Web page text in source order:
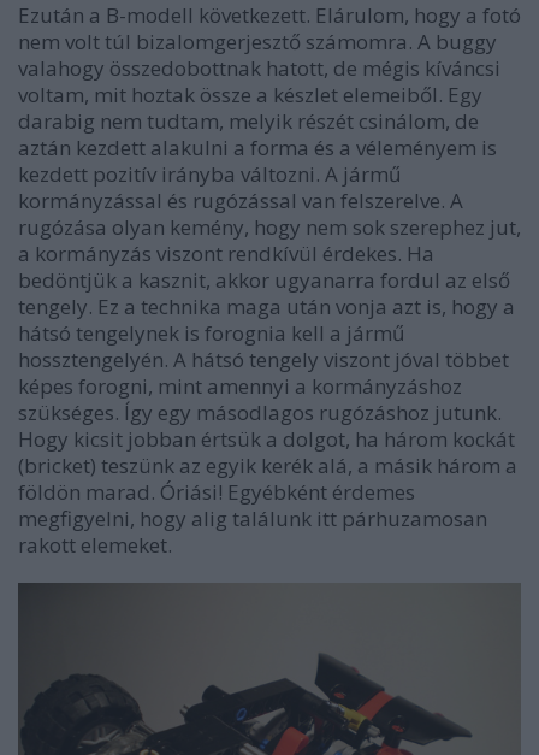
Ezután a B-modell következett. Elárulom, hogy a fotó
nem volt túl bizalomgerjesztő számomra. A buggy
valahogy összedobottnak hatott, de mégis kíváncsi
voltam, mit hoztak össze a készlet elemeiből. Egy
darabig nem tudtam, melyik részét csinálom, de
aztán kezdett alakulni a forma és a véleményem is
kezdett pozitív irányba változni. A jármű
kormányzással és rugózással van felszerelve. A
rugózása olyan kemény, hogy nem sok szerephez jut,
a kormányzás viszont rendkívül érdekes. Ha
bedöntjük a kasznit, akkor ugyanarra fordul az első
tengely. Ez a technika maga után vonja azt is, hogy a
hátsó tengelynek is forognia kell a jármű
hossztengelyén. A hátsó tengely viszont jóval többet
képes forogni, mint amennyi a kormányzáshoz
szükséges. Így egy másodlagos rugózáshoz jutunk.
Hogy kicsit jobban értsük a dolgot, ha három kockát
(bricket) teszünk az egyik kerék alá, a másik három a
földön marad. Óriási! Egyébként érdemes
megfigyelni, hogy alig találunk itt párhuzamosan
rakott elemeket.